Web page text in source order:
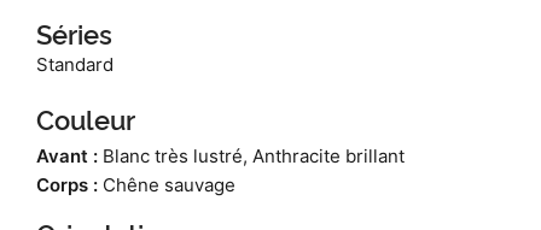
Séries
Standard
Couleur
Avant : Blanc très lustré, Anthracite brillant
Corps : Chêne sauvage